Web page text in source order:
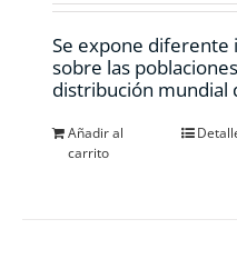
Se expone diferente
sobre las
distribución mundial
Añadir al
carrito